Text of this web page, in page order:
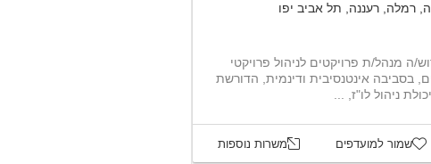
רמלה, רעננה, תל אביב יפו
ה מנהל/ת פרויקטים לניהול פרויקטי
בסביבה אינטנסיבית ודינמית, הדורשת
ניהול לו"ז, ...
שמור למועדפים משרות נוספות